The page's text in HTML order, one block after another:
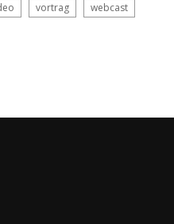
vortrag webcast